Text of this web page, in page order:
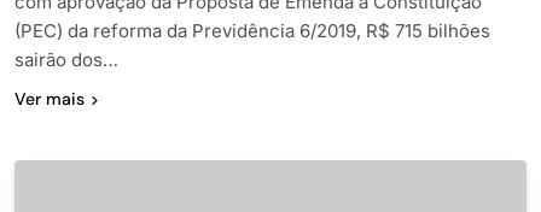
(PEC) da reforma da Previdência 6/2019, R$ 715 bilhões
sairão dos…
Ver mais